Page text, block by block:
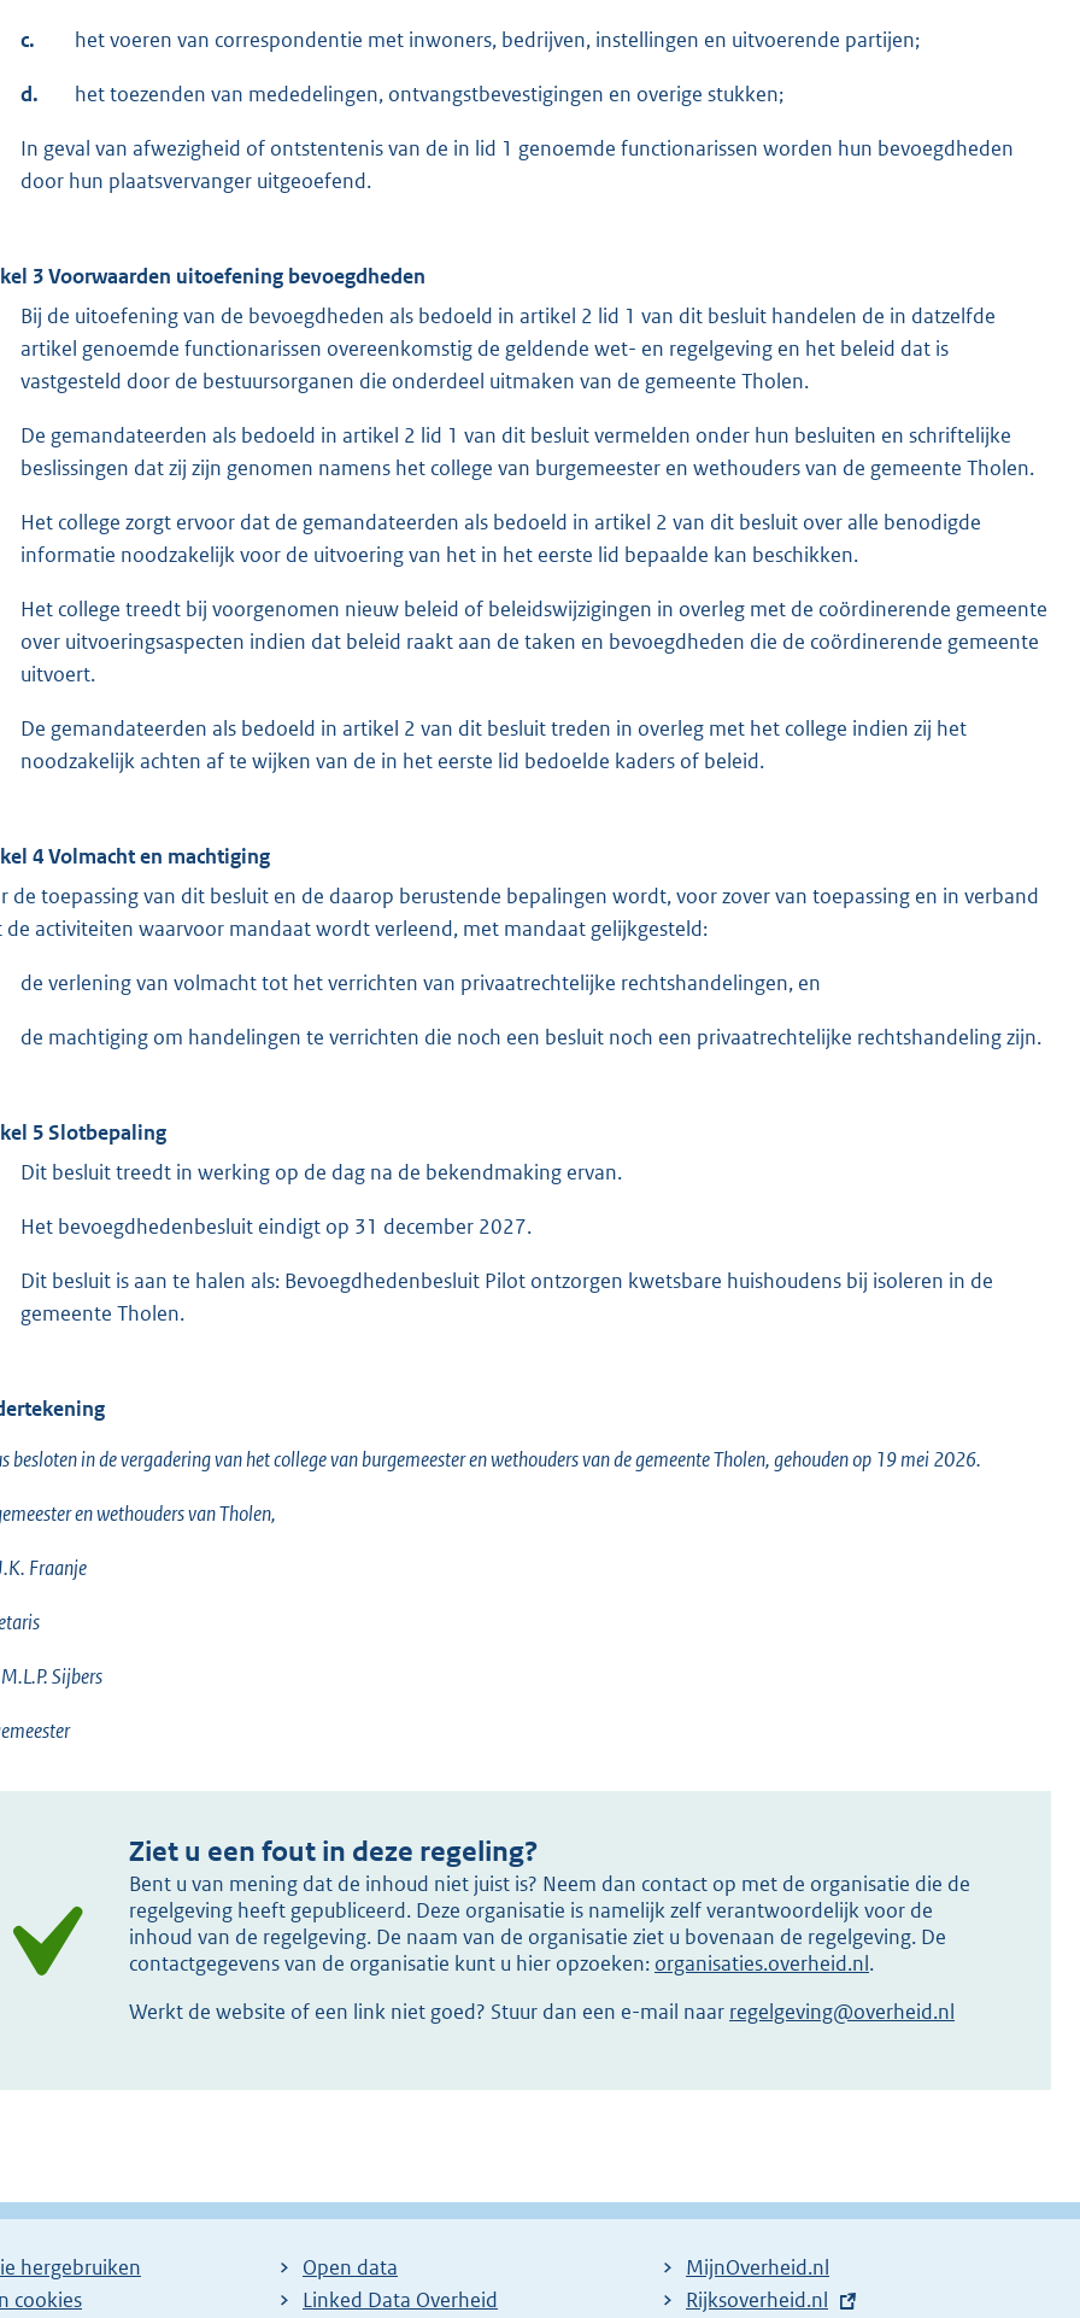
c. het voeren van correspondentie met inwoners, bedrijven, instellingen en uitvoerende partijen;
d. het toezenden van mededelingen, ontvangstbevestigingen en overige stukken;
In geval van afwezigheid of ontstentenis van de in lid 1 genoemde functionarissen worden hun bevoegdheden
door hun plaatsvervanger uitgeoefend.
3 Voorwaarden uitoefening bevoegdheden
Bij de uitoefening van de bevoegdheden als bedoeld in artikel 2 lid 1 van dit besluit handelen de in datzelfde
artikel genoemde functionarissen overeenkomstig de geldende wet- en regelgeving en het beleid dat is
vastgesteld door de bestuursorganen die onderdeel uitmaken van de gemeente Tholen.
De gemandateerden als bedoeld in artikel 2 lid 1 van dit besluit vermelden onder hun besluiten en schriftelijke
beslissingen dat zij zijn genomen namens het college van burgemeester en wethouders van de gemeente Tholen.
Het college zorgt ervoor dat de gemandateerden als bedoeld in artikel 2 van dit besluit over alle benodigde
informatie noodzakelijk voor de uitvoering van het in het eerste lid bepaalde kan beschikken.
Het college treedt bij voorgenomen nieuw beleid of beleidswijzigingen in overleg met de coördinerende gemeente
over uitvoeringsaspecten indien dat beleid raakt aan de taken en bevoegdheden die de coördinerende gemeente
uitvoert.
De gemandateerden als bedoeld in artikel 2 van dit besluit treden in overleg met het college indien zij het
noodzakelijk achten af te wijken van de in het eerste lid bedoelde kaders of beleid.
4 Volmacht en machtiging
de toepassing van dit besluit en de daarop berustende bepalingen wordt, voor zover van toepassing en in verband
de activiteiten waarvoor mandaat wordt verleend, met mandaat gelijkgesteld:
de verlening van volmacht tot het verrichten van privaatrechtelijke rechtshandelingen, en
de machtiging om handelingen te verrichten die noch een besluit noch een privaatrechtelijke rechtshandeling zijn.
5 Slotbepaling
Dit besluit treedt in werking op de dag na de bekendmaking ervan.
Het bevoegdhedenbesluit eindigt op 31 december 2027.
Dit besluit is aan te halen als: Bevoegdhedenbesluit Pilot ontzorgen kwetsbare huishoudens bij isoleren in de
gemeente Tholen.
besloten in de vergadering van het college van burgemeester en wethouders van de gemeente Tholen, gehouden op 19 mei 2026.
en wethouders van Tholen,
Fraanje
Sijbers
Ziet u een fout in deze regeling?
Bent u van mening dat de inhoud niet juist is? Neem dan contact op met de organisatie die de
regelgeving heeft gepubliceerd. Deze organisatie is namelijk zelf verantwoordelijk voor de
inhoud van de regelgeving. De naam van de organisatie ziet u bovenaan de regelgeving. De
contactgegevens van de organisatie kunt u hier opzoeken: organisaties.overheid.nl.
Werkt de website of een link niet goed? Stuur dan een e-mail naar regelgeving@overheid.nl
hergebruiken
cookies
Open data
Linked Data Overheid
MijnOverheid.nl
E
Rijksoverheid.nl